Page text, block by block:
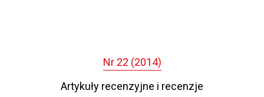
Nr 22 (2014)
Artykuły recenzyjne i recenzje